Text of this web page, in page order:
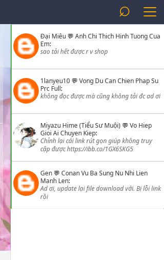
⌕
Đại Miêu 💬 Anh Chi Thich Hinh Tuong Cua
Em:
sao tải hết được r v shop
1lanyeu10 💬 Vong Du Can Chien Phap Su
Prc Full:
không đọc được mà cũng không tải đc ad ơi
Miyazu Hime (Tiểu Sư Muội) 💬 Vo Hiep
Gioi Ai Chuyen Kiep:
Chỉnh lại cái link rút gọn giúp không truy
cập được https://ibb.co/1GX6SKG5
Gen 💬 Conan Vu Ba Sung Nu Nhi Lien
Manh Len:
Ad ơi, update lại file download với. Bị lỗi link
rồi